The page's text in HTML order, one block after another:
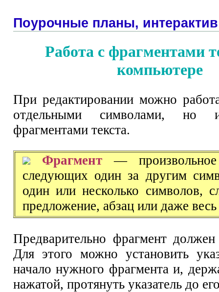
Поурочные планы, интерактив
Работа с фрагментами
компьютере
При редактировании можно
отдельными символами,
фрагментами текста.
Фрагмент — произвольное
следующих один за другим
один или несколько символов,
предложение, абзац или даже
Предварительно фрагмент
Для этого можно установить
начало нужного фрагмента и,
нажатой, протянуть указатель до